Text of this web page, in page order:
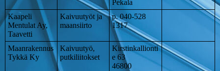
Pekala
Kaapeli
Mentulat Ay,
Taavetti
Kaivuutyöt ja
maansiirto
p. 040-528
1317
Maanrakennus
Tykkä Ky
Kaivuutyö,
putkiliitokset
Kirstinkallionti
e 63
46800